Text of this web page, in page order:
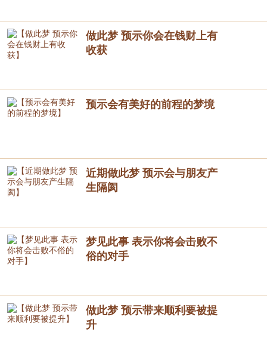
做此梦 预示你会在钱财上有
收获
预示会有美好的前程的梦境
近期做此梦 预示会与朋友产
生隔阂
梦见此事 表示你将会击败不
俗的对手
做此梦 预示带来顺利要被提
升